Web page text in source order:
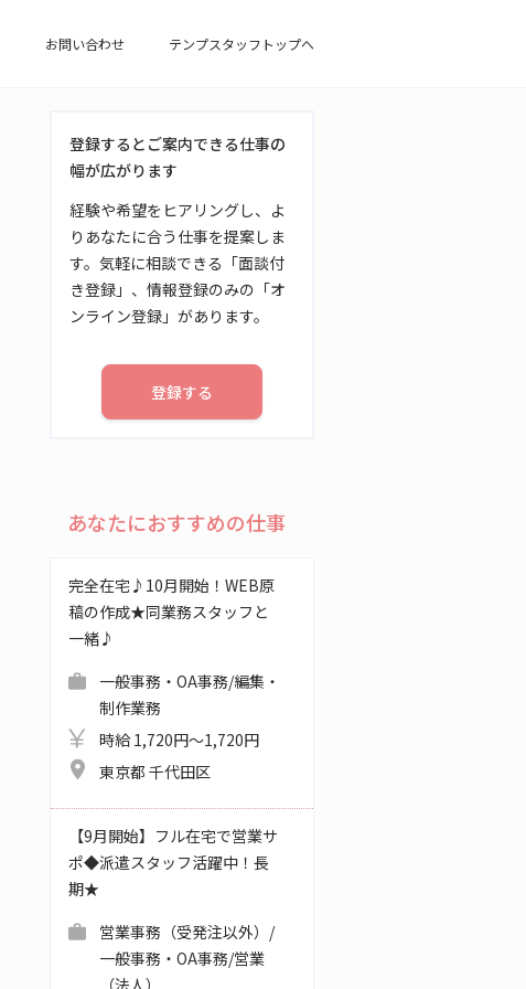
お問い合わせ テンプスタッフトップへ
登録するとご案内できる仕事の
幅が広がります
経験や希望をヒアリングし、よ
りあなたに合う仕事を提案しま
す。気軽に相談できる「面談付
き登録」、情報登録のみの「オ
ンライン登録」があります。
登録する
あなたにおすすめの仕事
完全在宅♪10月開始！WEB原
稿の作成★同業務スタッフと
一緒♪
一般事務・OA事務/編集・
制作業務
時給 1,720円～1,720円
東京都 千代田区
【9月開始】フル在宅で営業サ
ポ◆派遣スタッフ活躍中！長
期★
営業事務（受発注以外）/
一般事務・OA事務/営業
（法人）